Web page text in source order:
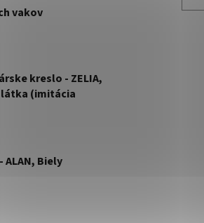
vakov
kreslo - ZELIA,
(imitácia
ALAN, Biely